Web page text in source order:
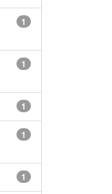
1
1
1
1
1